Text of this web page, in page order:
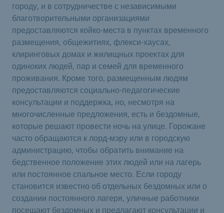
городу, и в сотрудничестве с независимыми
благотворительными организациями
предоставляются койко-места в пунктах временного
размещения, общежитиях, флекси-хаусах,
клиринговых домах и жилищных проектах для
одиноких людей, пар и семей для временного
проживания. Кроме того, размещенным людям
предоставляются социально-педагогические
консультации и поддержка, но, несмотря на
многочисленные предложения, есть и бездомные,
которые решают провести ночь на улице. Горожане
часто обращаются к лорд-мэру или в городскую
администрацию, чтобы обратить внимание на
бедственное положение этих людей или на лагерь
или постоянное спальное место. Если городу
становится известно об отдельных бездомных или о
создании постоянного лагеря, уличные работники
посещают бездомных и предлагают консультации и